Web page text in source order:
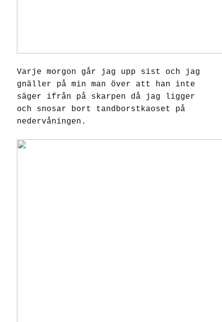
Varje morgon går jag upp sist och jag
gnäller på min man över att han inte
säger ifrån på skarpen då jag ligger
och snosar bort tandborstkaoset på
nedervåningen.